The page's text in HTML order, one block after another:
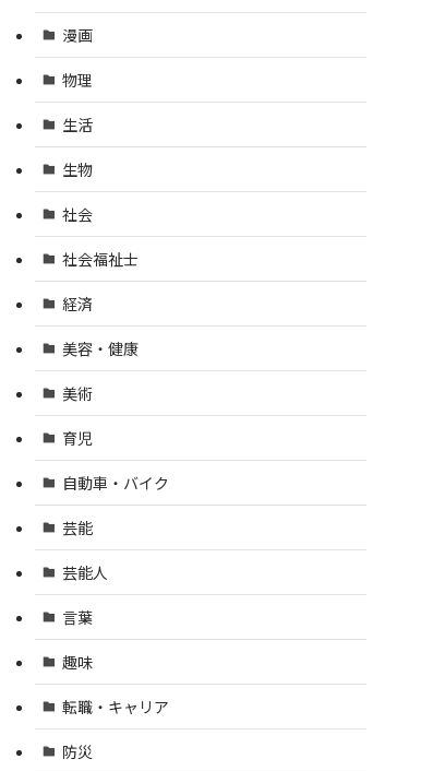
漫画
物理
生活
生物
社会
社会福祉士
経済
美容・健康
美術
育児
自動車・バイク
芸能
芸能人
言葉
趣味
転職・キャリア
防災